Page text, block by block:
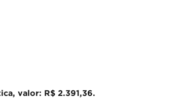
valor: R$ 2.391,36.